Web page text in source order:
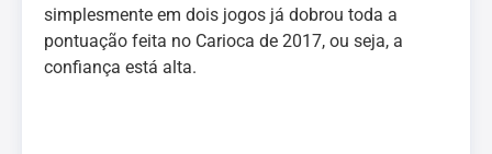
simplesmente em dois jogos já dobrou toda a
pontuação feita no Carioca de 2017, ou seja, a
confiança está alta.